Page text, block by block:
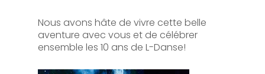
Nous avons hâte de vivre cette belle
aventure avec vous et de célébrer
ensemble les 10 ans de L-Danse!